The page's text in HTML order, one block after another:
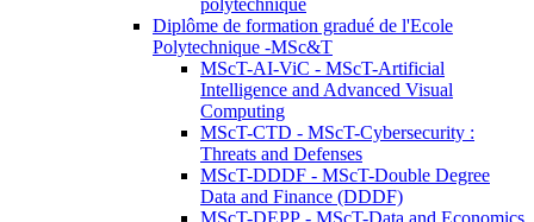
polytechnique
Diplôme de formation gradué de l'Ecole
Polytechnique -MSc&T
MScT-AI-ViC - MScT-Artificial
Intelligence and Advanced Visual
Computing
MScT-CTD - MScT-Cybersecurity :
Threats and Defenses
MScT-DDDF - MScT-Double Degree
Data and Finance (DDDF)
MScT-DEPP - MScT-Data and Economics